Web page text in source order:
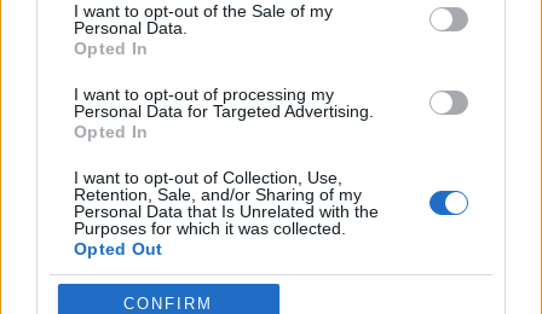
I want to opt-out of the Sale of my
Personal Data.
Opted In
I want to opt-out of processing my
Personal Data for Targeted Advertising.
Opted In
I want to opt-out of Collection, Use,
Retention, Sale, and/or Sharing of my
Personal Data that Is Unrelated with the
Purposes for which it was collected.
Opted Out
CONFIRM
Publicidad